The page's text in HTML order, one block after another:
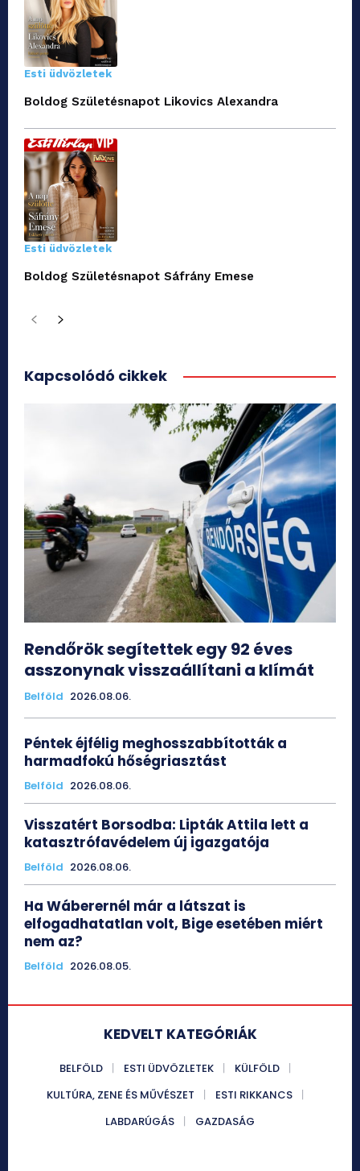
Esti üdvözletek
Boldog Születésnapot Likovics Alexandra
Esti üdvözletek
Boldog Születésnapot Sáfrány Emese
Kapcsolódó cikkek
Rendőrök segítettek egy 92 éves
asszonynak visszaállítani a klímát
Belföld 2026.08.06.
Péntek éjfélig meghosszabbították a
harmadfokú hőségriasztást
Belföld 2026.08.06.
Visszatért Borsodba: Lipták Attila lett a
katasztrófavédelem új igazgatója
Belföld 2026.08.06.
Ha Wáberernél már a látszat is
elfogadhatatlan volt, Bige esetében miért
nem az?
Belföld 2026.08.05.
KEDVELT KATEGÓRIÁK
BELFÖLD ESTI ÜDVÖZLETEK
KÜLFÖLD
KULTÚRA, ZENE ÉS MŰVÉSZET
ESTI RIKKANCS
LABDARÚGÁS
GAZDASÁG